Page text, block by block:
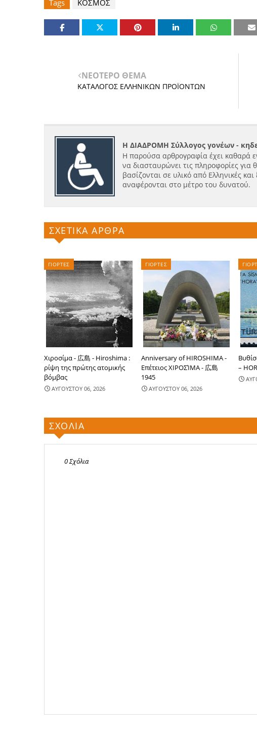
Tags ΚΟΣΜΟΣ
ΝΕΟΤΕΡΟ ΘΕΜΑ
ΚΑΤΑΛΟΓΟΣ EΛΛΗΝΙΚΩΝ ΠΡΟΪΟΝΤΩΝ
Η ΔΙΑΔΡΟΜΗ Σύλλογος γονέων -
Η παρούσα αρθρογραφία έχει καθαρά
να διασταυρώνει τις πληροφορίες
βασίζονται σε υλικό από Ελληνικές
αναφέρονται στο μέτρο του δυνατού.
ΣΧΕΤΙΚΑ ΑΡΘΡΑ
ΓΙΟΡΤΕΣ
Χιροσίμα - 広島 - Hiroshima :
ρίψη της πρώτης ατομικής
βόμβας
ΑΥΓΟΥΣΤΟΥ 06, 2026
ΓΙΟΡΤΕΣ
Anniversary of HIROSHIMA -
Επέτειος ΧΙΡΟΣΊΜΑ - 広島
1945
ΑΥΓΟΥΣΤΟΥ 06, 2026
–
ΣΧΟΛΙΑ
0 Σχόλια